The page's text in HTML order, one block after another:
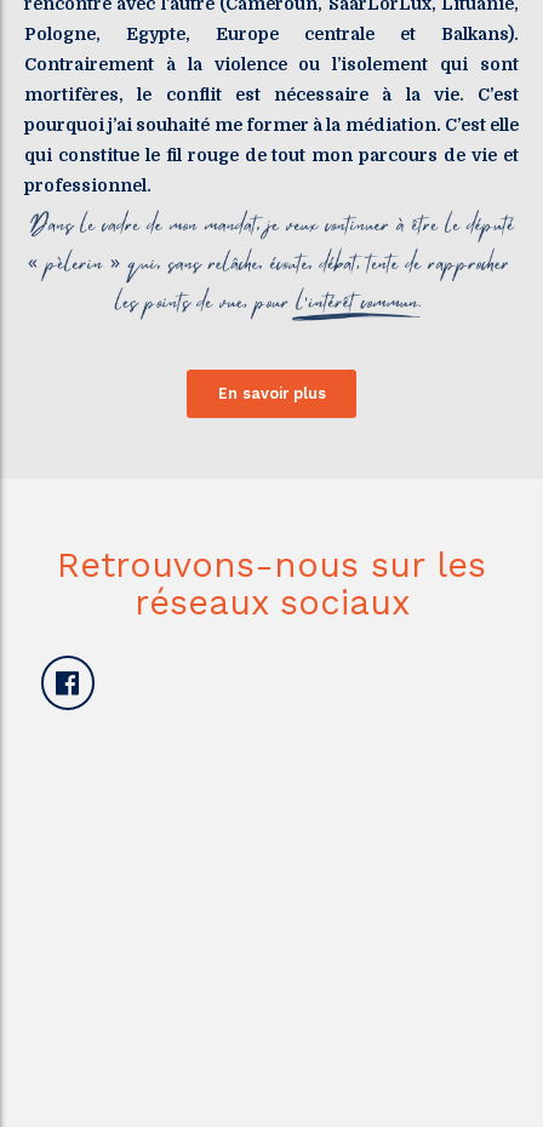
Pologne, Egypte, Europe centrale et Balkans).
Contrairement à la violence ou l’isolement qui sont
mortifères, le conflit est nécessaire à la vie. C’est
pourquoi j’ai souhaité me former à la médiation. C’est elle
qui constitue le fil rouge de tout mon parcours de vie et
professionnel.
En savoir plus
Retrouvons-nous sur les
réseaux sociaux